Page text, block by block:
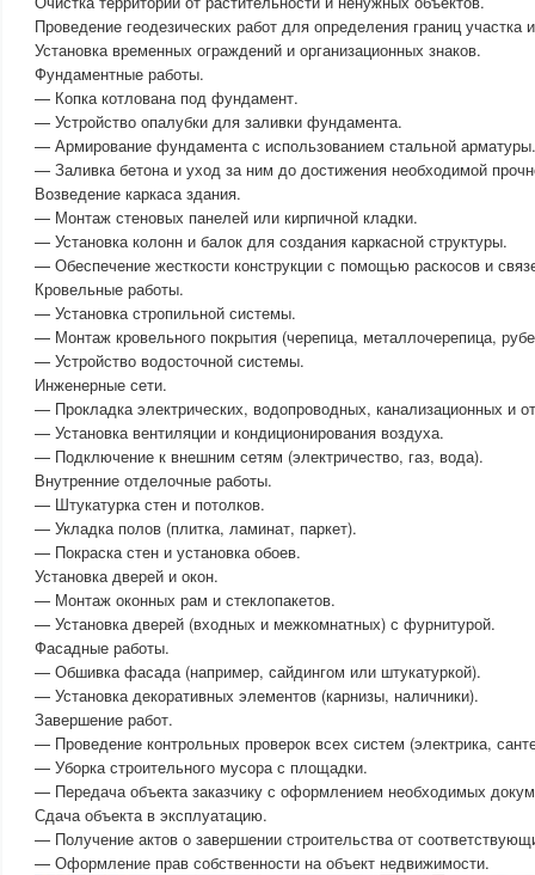
Проведение геодезических работ для определения границ участка
Установка временных ограждений и организационных знаков.
Фундаментные работы.
— Копка котлована под фундамент.
— Устройство опалубки для заливки фундамента.
— Армирование фундамента с использованием стальной арматуры.
— Заливка бетона и уход за ним до достижения необходимой
Возведение каркаса здания.
— Монтаж стеновых панелей или кирпичной кладки.
— Установка колонн и балок для создания каркасной структуры.
— Обеспечение жесткости конструкции с помощью раскосов и
Кровельные работы.
— Установка стропильной системы.
— Монтаж кровельного покрытия (черепица, металлочерепица,
— Устройство водосточной системы.
Инженерные сети.
— Прокладка электрических, водопроводных, канализационных и
— Установка вентиляции и кондиционирования воздуха.
— Подключение к внешним сетям (электричество, газ, вода).
Внутренние отделочные работы.
— Штукатурка стен и потолков.
— Укладка полов (плитка, ламинат, паркет).
— Покраска стен и установка обоев.
Установка дверей и окон.
— Монтаж оконных рам и стеклопакетов.
— Установка дверей (входных и межкомнатных) с фурнитурой.
Фасадные работы.
— Обшивка фасада (например, сайдингом или штукатуркой).
— Установка декоративных элементов (карнизы, наличники).
Завершение работ.
— Проведение контрольных проверок всех систем (электрика,
— Уборка строительного мусора с площадки.
— Передача объекта заказчику с оформлением необходимых
Сдача объекта в эксплуатацию.
— Получение актов о завершении строительства от
— Оформление прав собственности на объект недвижимости.